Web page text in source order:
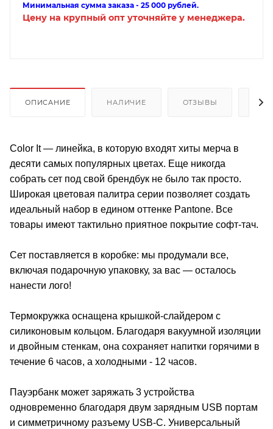
Минимальная сумма заказа - 25 000 рублей.
Цену на крупный опт уточняйте у менеджера.
ОПИСАНИЕ НАЛИЧИЕ ОТЗЫВЫ
Color It — линейка, в которую входят хиты мерча в
десяти самых популярных цветах. Еще никогда
собрать сет под свой брендбук не было так просто.
Широкая цветовая палитра серии позволяет создать
идеальный набор в едином оттенке Pantone. Все
товары имеют тактильно приятное покрытие софт-тач.
Сет поставляется в коробке: мы продумали все,
включая подарочную упаковку, за вас — осталось
нанести лого!
Термокружка оснащена крышкой-слайдером с
силиконовым кольцом. Благодаря вакуумной изоляции
и двойным стенкам, она сохраняет напитки горячими в
течение 6 часов, а холодными - 12 часов.
Пауэрбанк может заряжать 3 устройства
одновременно благодаря двум зарядным USB портам
и симметричному разъему USB-C. Универсальный